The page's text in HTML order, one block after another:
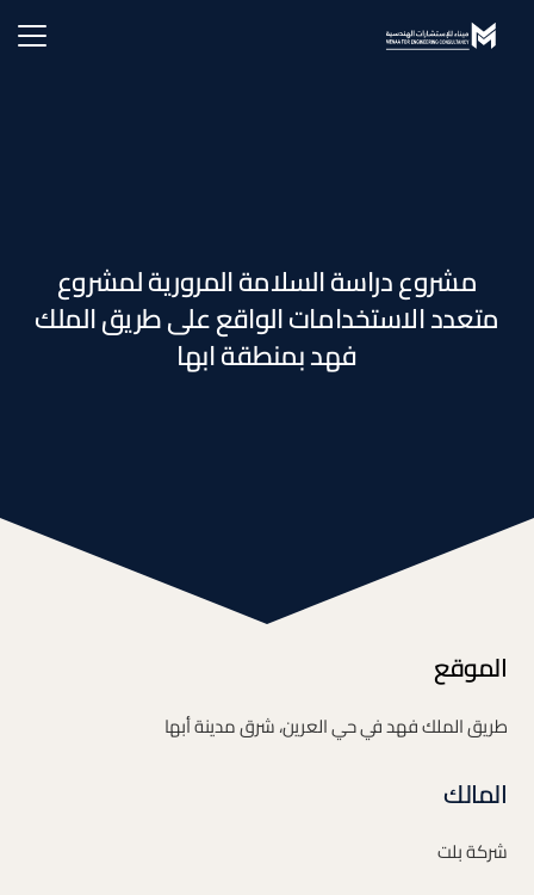
مشروع دراسة السلامة المرورية لمشروع
متعدد الاستخدامات الواقع على طريق الملك
فهد بمنطقة ابها
الموقع
طريق الملك فهد في حي العرين، شرق مدينة أبها
المالك
شركة بلت